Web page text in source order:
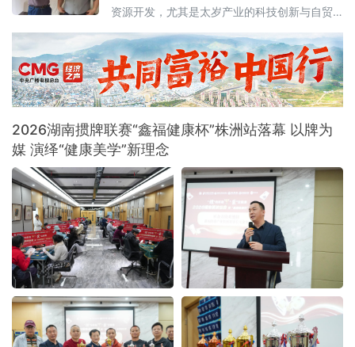
创新实践与发展前景。本次活动以“以AI相伴，
脑机赋能”为主题，
资源开发，尤其是太岁产业的科技创新与自贸
种古老而神秘的生物，其培育难度极高。太岁
研发基地（海南）股
2026湖南掼牌联赛“鑫福健康杯”株洲站落幕 以牌为
媒 演绎“健康美学”新理念